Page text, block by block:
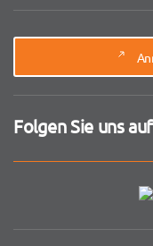
Folgen Sie uns